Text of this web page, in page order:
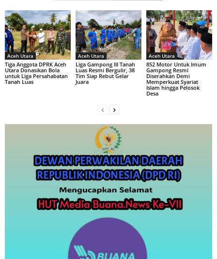
Aceh Utara
Tiga Anggota DPRK Aceh
Utara Donasikan Bola
untuk Liga Persahabatan
Tanah Luas
Aceh Utara
Liga Gampong III Tanah
Luas Resmi Bergulir, 38
Tim Siap Rebut Gelar
Juara
Aceh Utara
852 Motor Untuk Imum
Gampong Resmi
Diserahkan Demi
Memperkuat Syariat
Islam hingga Pelosok
Desa